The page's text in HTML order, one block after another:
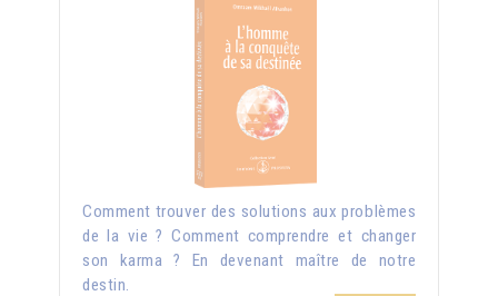
Comment trouver des solutions aux problèmes
de la vie ? Comment comprendre et changer
son karma ? En devenant maître de notre
destin.